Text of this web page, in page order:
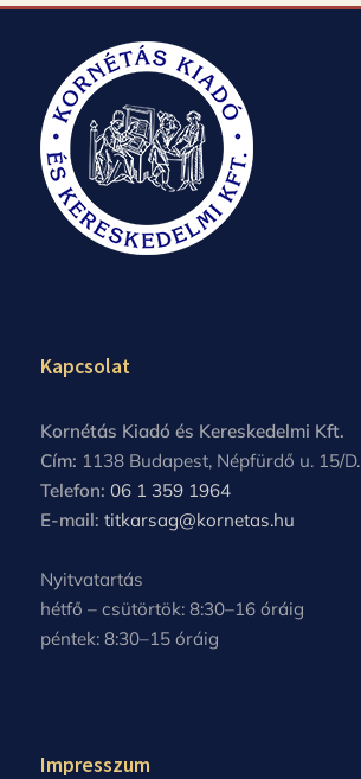
Kapcsolat
Kornétás Kiadó és Kereskedelmi Kft.
Cím: 1138 Budapest, Népfürdő u. 15/D.
Telefon: 06 1 359 1964
E-mail: titkarsag@kornetas.hu
Nyitvatartás
hétfő – csütörtök: 8:30–16 óráig
péntek: 8:30–15 óráig
Impresszum